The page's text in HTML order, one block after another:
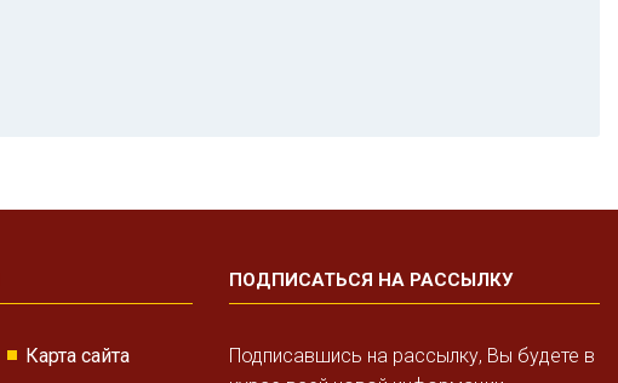
Карта сайта
ПОДПИСАТЬСЯ НА РАССЫЛКУ
Подписавшись на рассылку, Вы будете в